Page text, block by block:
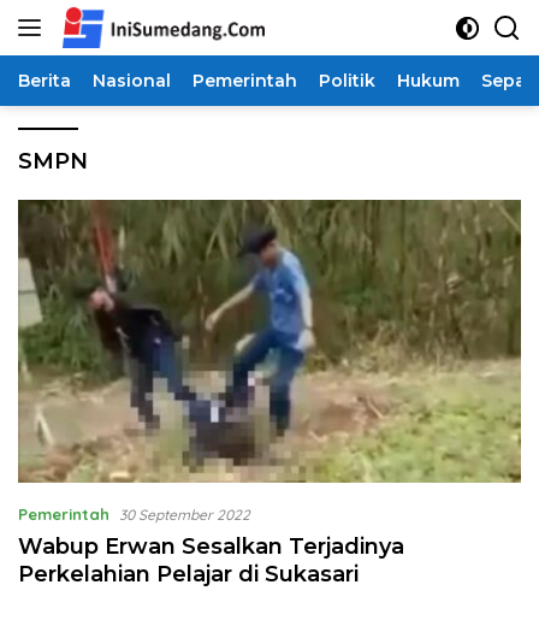
Langsung
Berita Nasional Pemerintah Politik Hukum
SMPN
Pemerintah 30 September 2022
Wabup Erwan Sesalkan Terjadinya
Perkelahian Pelajar di Sukasari